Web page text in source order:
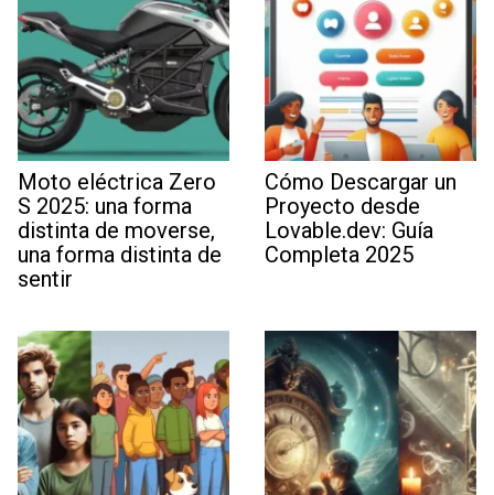
Moto eléctrica Zero
S 2025: una forma
distinta de moverse,
una forma distinta de
sentir
Cómo Descargar un
Proyecto desde
Lovable.dev: Guía
Completa 2025